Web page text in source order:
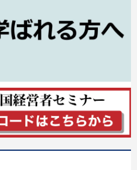
恵を身につける
話４選
録講演ＣＤ・講演ＤＶＤ・デジ
グ・ダウンロード）
井上和弘の財務力UP